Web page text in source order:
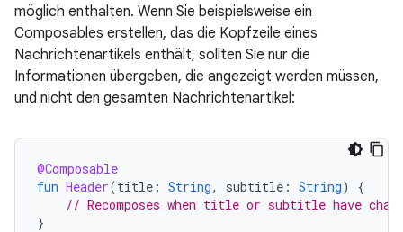
möglich enthalten. Wenn Sie beispielsweise ein
Composables erstellen, das die Kopfzeile eines
Nachrichtenartikels enthält, sollten Sie nur die
Informationen übergeben, die angezeigt werden müssen,
und nicht den gesamten Nachrichtenartikel:
@Composable
fun Header(title : String, subtitle : String)
{
// Recomposes when title or subtitle have
}